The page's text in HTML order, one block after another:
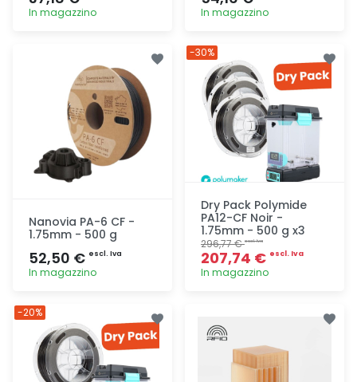
In magazzino In magazzino
Nanovia PA-6 CF -
1.75mm - 500 g
52,50 € escl. Iva
In magazzino
Dry Pack Polymide
PA12-CF Noir -
1.75mm - 500 g x3
296,77 €escl. Iva
207,74 € escl. Iva
In magazzino
-30%
-20%